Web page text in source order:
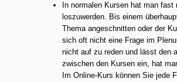
In normalen Kursen hat man
loszuwerden. Bis einem
Thema angeschnitten oder der
sich oft nicht eine Frage im
nicht auf zu reden und lässt den
zwischen den Kursen ein, hat
Im Online-Kurs können Sie jede